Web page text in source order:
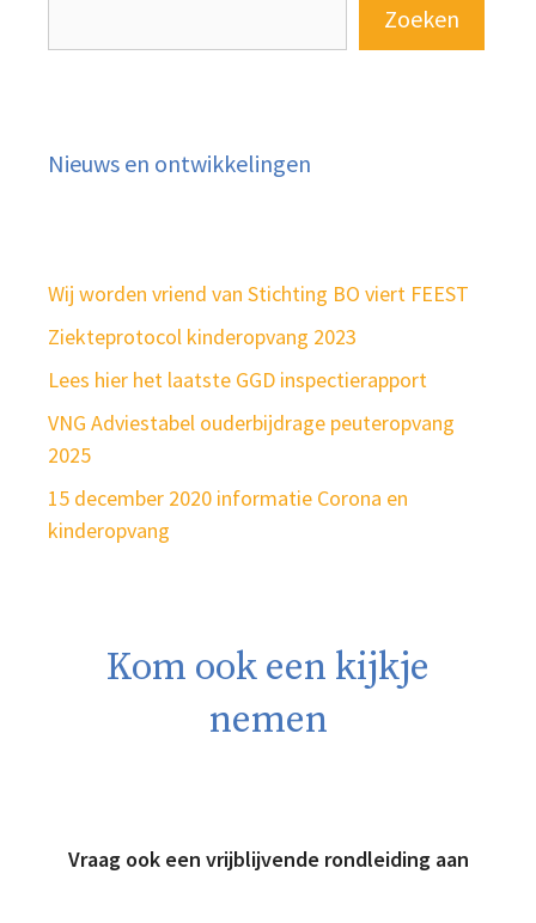
Zoeken
Nieuws en ontwikkelingen
Wij worden vriend van Stichting BO viert FEEST
Ziekteprotocol kinderopvang 2023
Lees hier het laatste GGD inspectierapport
VNG Adviestabel ouderbijdrage peuteropvang
2025
15 december 2020 informatie Corona en
kinderopvang
Kom ook een kijkje
nemen
Vraag ook een vrijblijvende rondleiding aan